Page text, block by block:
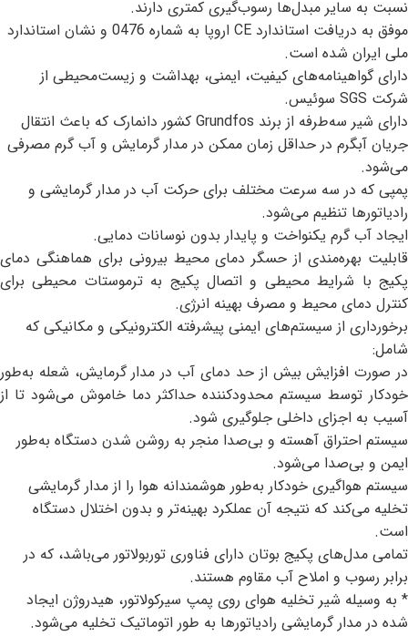
نسبت به سایر مبدل‌ها رسوب‌گیری کمتری دارند.
موفق به دریافت استاندارد CE اروپا به شماره 0476 و نشان استاندارد
ملی ایران شده است.
دارای گواهینامه‌های کیفیت، ایمنی، بهداشت و زیست‌محیطی از
شرکت SGS سوئیس.
دارای شیر سه‌طرفه از برند Grundfos کشور دانمارک که باعث انتقال
جریان آبگرم در حداقل زمان ممکن در مدار گرمایش و آب گرم مصرفی
می‌شود.
پمپی که در سه سرعت مختلف برای حرکت آب در مدار گرمایشی و
رادیاتورها تنظیم می‌شود.
ایجاد آب گرم یکنواخت و پایدار بدون نوسانات دمایی.
قابلیت بهره‌مندی از حسگر دمای محیط بیرونی برای هماهنگی دمای
پکیج با شرایط محیطی و اتصال پکیج به ترموستات محیطی برای
کنترل دمای محیط و مصرف بهینه انرژی.
برخورداری از سیستم‌های ایمنی پیشرفته الکترونیکی و مکانیکی که
شامل:
در صورت افزایش بیش از حد دمای آب در مدار گرمایش، شعله به‌طور
خودکار توسط سیستم محدودکننده حداکثر دما خاموش می‌شود تا از
آسیب به اجزای داخلی جلوگیری شود.
سیستم احتراق آهسته و بی‌صدا منجر به روشن شدن دستگاه به‌طور
ایمن و بی‌صدا می‌شود.
سیستم هواگیری خودکار به‌طور هوشمندانه هوا را از مدار گرمایشی
تخلیه می‌کند که نتیجه آن عملکرد بهینه‌تر و بدون اختلال دستگاه
است.
تمامی مدل‌های پکیج بوتان دارای فناوری توربولاتور می‌باشد، که در
برابر رسوب و املاح آب مقاوم هستند.
* به وسیله شیر تخلیه هوای روی پمپ سیرکولاتور، هیدروژن ایجاد
شده در مدار گرمایشی رادیاتورها به طور اتوماتیک تخلیه می‌شود.